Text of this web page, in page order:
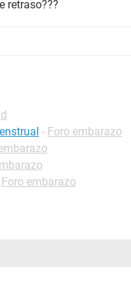
retraso???
- Foro embarazo
Foro embarazo